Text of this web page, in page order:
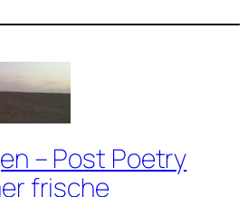
– Post Poetry
frische